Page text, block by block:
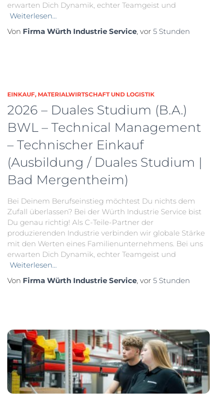
erwarten Dich Dynamik, echter Teamgeist und
Weiterlesen…
Von Firma Würth Industrie Service, vor 5 Stunden
EINKAUF, MATERIALWIRTSCHAFT UND LOGISTIK
2026 – Duales Studium (B.A.)
BWL – Technical Management
– Technischer Einkauf
(Ausbildung / Duales Studium |
Bad Mergentheim)
Bei Deinem Berufseinstieg möchtest Du nichts dem
Zufall überlassen? Bei der Würth Industrie Service bist
Du genau richtig! Als C-Teile-Partner der
produzierenden Industrie verbinden wir globale Stärke
mit den Werten eines Familienunternehmens. Bei uns
erwarten Dich Dynamik, echter Teamgeist und
Weiterlesen…
Von Firma Würth Industrie Service, vor 5 Stunden